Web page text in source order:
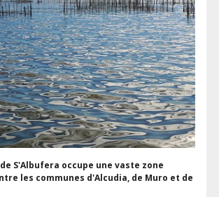
S'Albufera occupe une vaste zone
les communes d'Alcudia, de Muro et de